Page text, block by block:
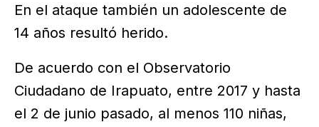
En el ataque también un adolescente de
14 años resultó herido.
De acuerdo con el Observatorio
Ciudadano de Irapuato, entre 2017 y hasta
el 2 de junio pasado, al menos 110 niñas,